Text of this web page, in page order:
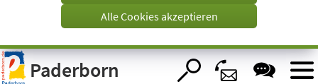
Visuelle
Assistenzsoftware
öffnen.
Alle Cookies akzeptieren
Paderborn